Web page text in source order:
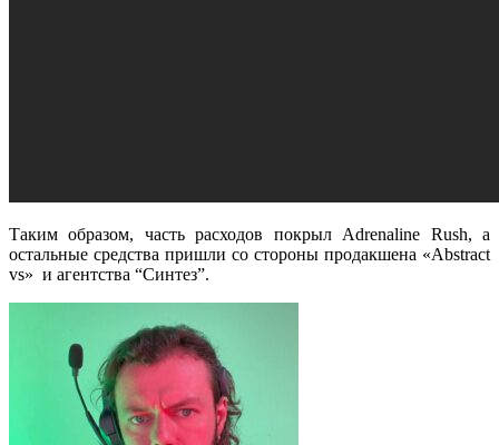
Таким образом, часть расходов покрыл Adrenaline Rush, а
остальные средства пришли со стороны продакшена «Abstract
vs» и агентства “Синтез”.